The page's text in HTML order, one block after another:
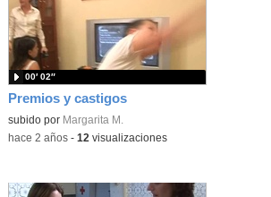
Premios y castigos
subido por Margarita M.
00′ 02″
-hace 2 años- 12 visualizaciones